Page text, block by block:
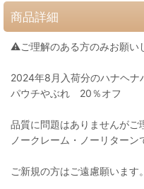
商品詳細
⚠️ご理解のある方のみお願い
2024年8月入荷分のハナヘ
パウチやぶれ 20％オフ
品質に問題はありませんがご
ノークレーム・ノーリターン
ご新規の方はご遠慮願います。